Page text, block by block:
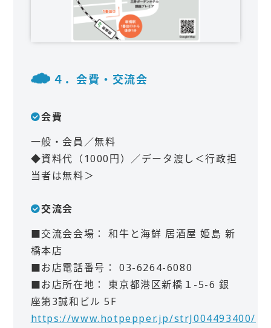
４．会費・交流会
会費
一般・会員／無料
◆資料代（1000円）／データ渡し＜行政担
当者は無料＞
交流会
■交流会会場： 和牛と海鮮 居酒屋 姫島 新
橋本店
■お店電話番号： 03-6264-6080
■お店所在地： 東京都港区新橋１-5-6 銀
座第3誠和ビル 5F
https://www.hotpepper.jp/strJ004493400/